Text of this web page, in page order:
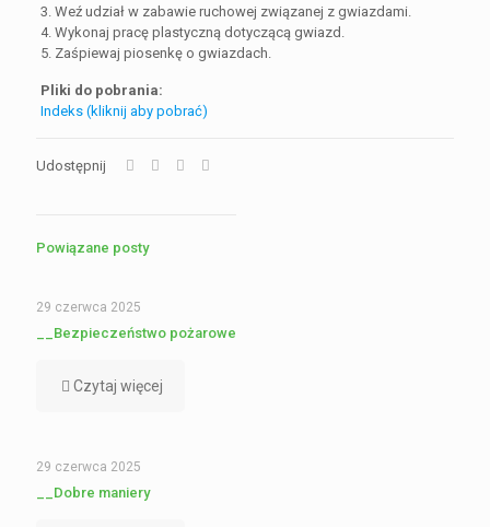
3. Weź udział w zabawie ruchowej związanej z gwiazdami.
4. Wykonaj pracę plastyczną dotyczącą gwiazd.
5. Zaśpiewaj piosenkę o gwiazdach.
Pliki do pobrania:
Indeks (kliknij aby pobrać)
Udostępnij
Powiązane posty
29 czerwca 2025
__Bezpieczeństwo pożarowe
Czytaj więcej
29 czerwca 2025
__Dobre maniery